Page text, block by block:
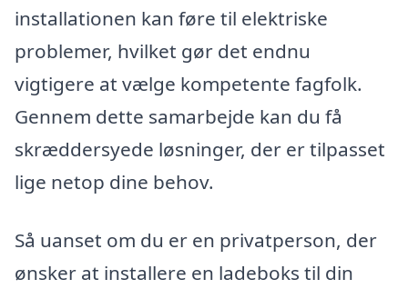
installationen kan føre til elektriske
problemer, hvilket gør det endnu
vigtigere at vælge kompetente fagfolk.
Gennem dette samarbejde kan du få
skræddersyede løsninger, der er tilpasset
lige netop dine behov.
Så uanset om du er en privatperson, der
ønsker at installere en ladeboks til din